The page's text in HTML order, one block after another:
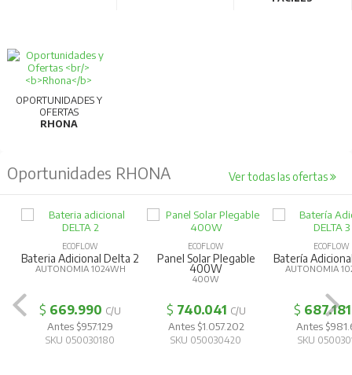
OPORTUNIDADES Y
OFERTAS
RHONA
Oportunidades RHONA Ver todas las ofertas
ECOFLOW
Bateria Adicional Delta 2
AUTONOMIA 1024WH
$ 669.990 C/U
Antes $957.129
SKU 050030180
ECOFLOW
Panel Solar Plegable
400W
400W
$ 740.041 C/U
Antes $1.057.202
SKU 050030420
ECOFLOW
Batería
AUTONOMIA
$ 687.181
Antes
SKU